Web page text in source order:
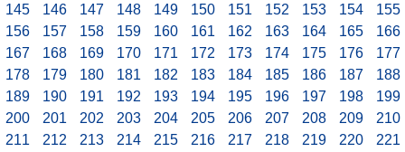
145
146 147 148 149 150 151 152 153 154
155
156
157 158 159 160 161 162 163 164 165
166
167
168 169 170 171 172 173 174 175 176
177
178
179 180 181 182 183 184 185 186 187
188
189
190 191 192 193 194 195 196 197 198
199
200
201 202 203 204 205 206 207 208 209
210
211
212 213 214 215 216 217 218 219 220
221